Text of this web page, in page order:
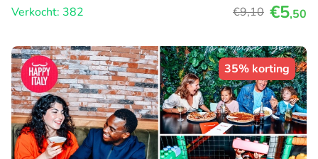
Verkocht: 382
€9,10 €5,50
35% korting